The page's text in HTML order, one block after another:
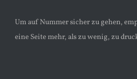
Um auf Nummer sicher zu gehen,
eine Seite mehr, als zu wenig, zu